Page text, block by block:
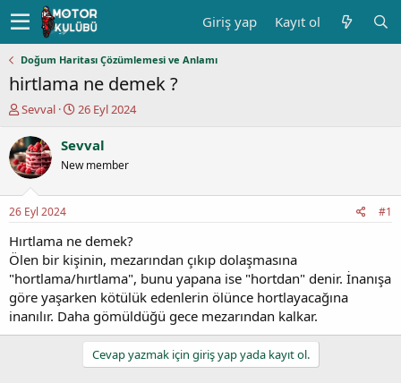
Giriş yap Kayıt ol
Doğum Haritası Çözümlemesi ve Anlamı
hirtlama ne demek ?
K
n
u
y
b
a
ş
l
a
t
a
n
Sevval
B
ş
a
ç
t
a
r
i
h
i
26 Eyl 2024
Sevval
New member
26 Eyl 2024 #1
Hırtlama ne demek?
Ölen bir kişinin, mezarından çıkıp dolaşmasına
"hortlama/hırtlama", bunu yapana ise "hortdan" denir. İnanışa
göre yaşarken kötülük edenlerin ölünce hortlayacağına
inanılır. Daha gömüldüğü gece mezarından kalkar.
Cevap yazmak için giriş yap yada kayıt ol.